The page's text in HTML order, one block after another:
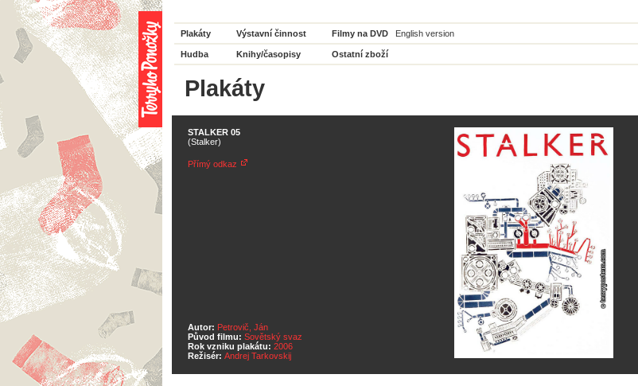
Plakáty Výstavní činnost Filmy na DVD English version
Hudba Knihy/časopisy Ostatní zboží
Plakáty
STALKER 05
(Stalker)
Přímý odkaz
Autor: Petrovič, Ján
Původ filmu: Sovětský svaz
Rok vzniku plakátu: 2006
Režisér: Andrej Tarkovskij